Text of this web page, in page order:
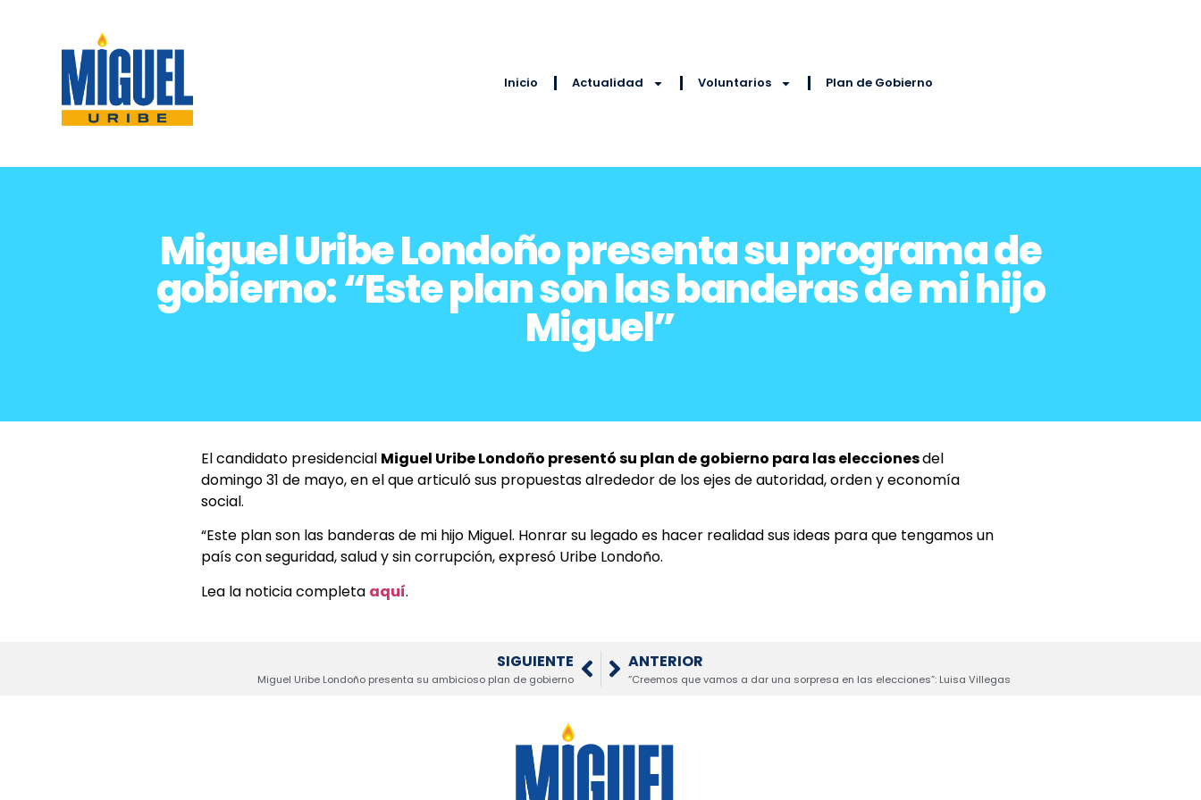
Inicio Actualidad Voluntarios Plan de Gobierno
Miguel Uribe Londoño presenta su programa de
gobierno: “Este plan son las banderas de mi hijo
Miguel”
El candidato presidencial Miguel Uribe Londoño presentó su plan de gobierno para las eleccionesdel
domingo 31 de mayo, en el que articuló sus propuestas alrededor de los ejes de autoridad, orden y economía
social.
“Este plan son las banderas de mi hijo Miguel. Honrar su legado es hacer realidad sus ideas para que tengamos un
país con seguridad, salud y sin corrupción, expresó Uribe Londoño.
Lea la noticia completa aquí.
ANTERIOR
“Creemos que vamos a dar una sorpresa en las elecciones”: Luisa Villegas
SIGUIENTE
Miguel Uribe Londoño presenta su ambicioso plan de gobierno